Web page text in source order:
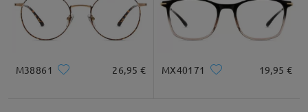
M38861 26,95 € MX40171 19,95 €